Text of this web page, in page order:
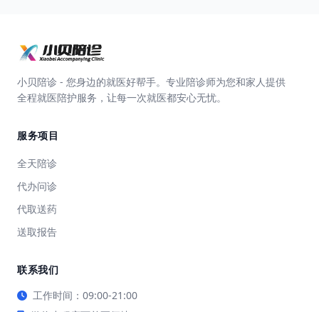
小贝陪诊 - 您身边的就医好帮手。专业陪诊师为您和家人提供
全程就医陪护服务，让每一次就医都安心无忧。
服务项目
全天陪诊
代办问诊
代取送药
送取报告
联系我们
工作时间：09:00-21:00